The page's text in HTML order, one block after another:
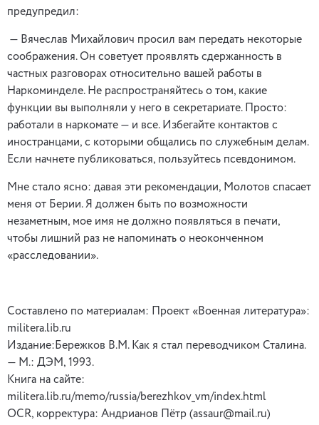
предупредил:
— Вячеслав Михайлович просил вам передать некоторые
соображения. Он советует проявлять сдержанность в
частных разговорах относительно вашей работы в
Наркоминделе. Не распространяйтесь о том, какие
функции вы выполняли у него в секретариате. Просто:
работали в наркомате — и все. Избегайте контактов с
иностранцами, с которыми общались по служебным делам.
Если начнете публиковаться, пользуйтесь псевдонимом.
Мне стало ясно: давая эти рекомендации, Молотов спасает
меня от Берии. Я должен быть по возможности
незаметным, мое имя не должно появляться в печати,
чтобы лишний раз не напоминать о неоконченном
«расследовании».
Составлено по материалам: Проект «Военная литература»:
militera.lib.ru
Издание:Бережков В.M. Как я стал переводчиком Сталина.
— М.: ДЭМ, 1993.
Книга на сайте:
militera.lib.ru/memo/russia/berezhkov vm/index.html
OCR, корректура: Андрианов Пётр (assaur@mail.ru)